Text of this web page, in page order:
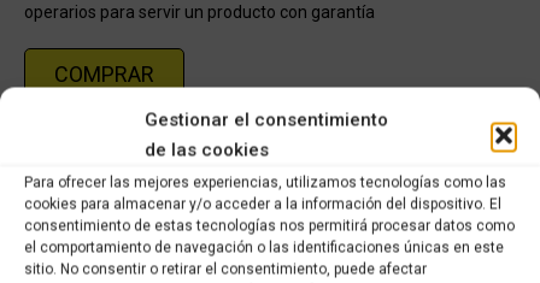
Gestionar el consentimiento
de las cookies
Para ofrecer las mejores experiencias, utilizamos tecnologías como las
cookies para almacenar y/o acceder a la información del dispositivo. El
consentimiento de estas tecnologías nos permitirá procesar datos como
el comportamiento de navegación o las identificaciones únicas en este
sitio. No consentir o retirar el consentimiento, puede afectar
operarios para servir un producto con garantía
COMPRAR
Recambios ocasión Piaggio PIAGGIO VESPA ET4 125CC
Share this product